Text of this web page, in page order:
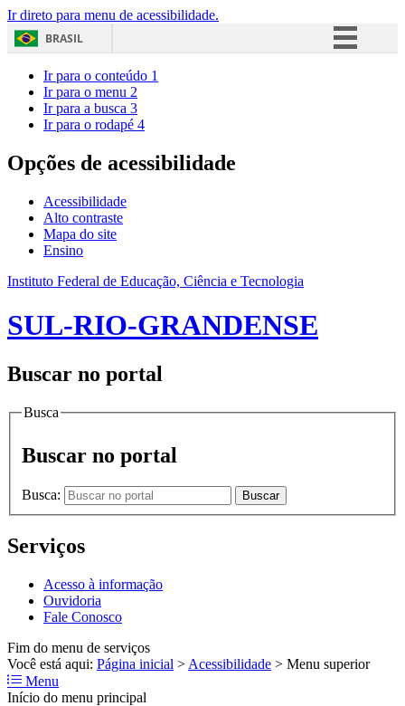
Ir direto para menu de acessibilidade.
BRASIL
Acesso à informação
Ir para o conteúdo 1
Ir para o menu 2
Ir para a busca 3
Ir para o rodapé 4
Opções de acessibilidade
Acessibilidade
Alto contraste
Mapa do site
Ensino
Instituto Federal de Educação, Ciência e Tecnologia
SUL-RIO-GRANDENSE
Buscar no portal
Busca
Buscar no portal
Busca: Buscar
Serviços
Acesso à informação
Ouvidoria
Fale Conosco
Fim do menu de serviços
Você está aqui: Página inicial > Acessibilidade > Menu superior
Menu
Início do menu principal